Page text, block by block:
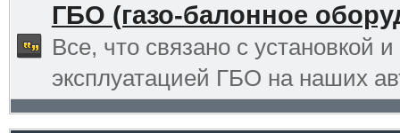
ГБО (газо-балонное
Все, что связано с установкой и
эксплуатацией ГБО на наших